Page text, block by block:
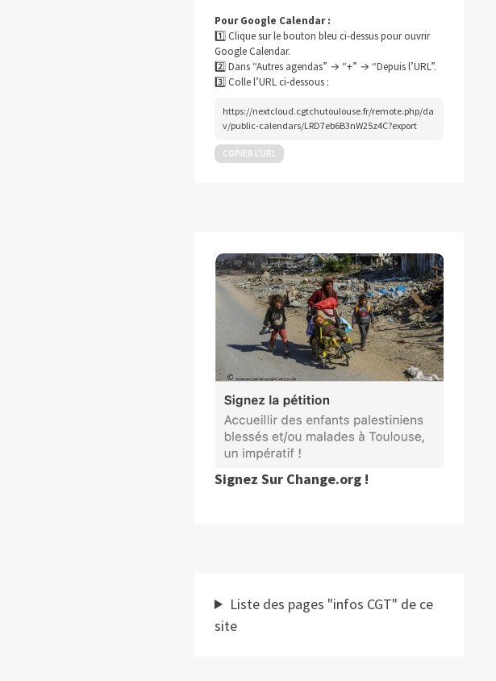
Pour Google Calendar :
1️⃣ Clique sur le bouton bleu ci-dessus pour ouvrir
Google Calendar.
2️⃣ Dans “Autres agendas” → “+” → “Depuis l’URL”.
3️⃣ Colle l’URL ci-dessous :
https://nextcloud.cgtchutoulouse.fr/remote.php/da
v/public-calendars/LRD7eb6B3nW25z4C?export
COPIER L’URL
Signez Sur Change.org !
Liste des pages "infos CGT" de ce
site